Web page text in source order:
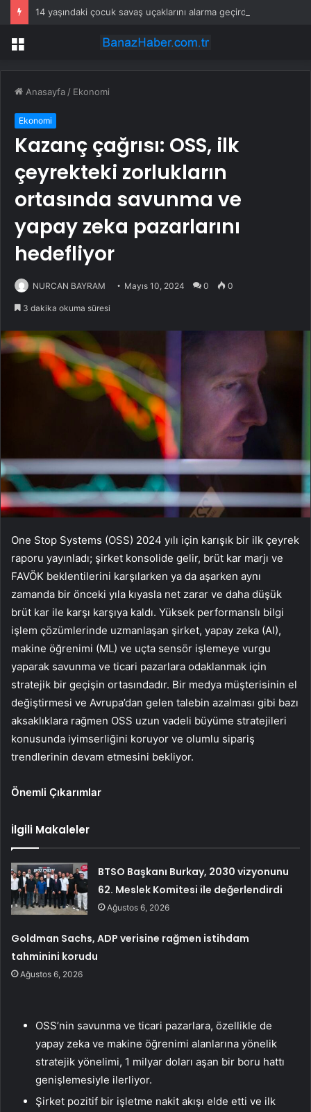
14 yaşındaki çocuk savaş uçaklarını alarma geçirdi
Menü
Anasayfa / Ekonomi
Ekonomi
Kazanç çağrısı: OSS, ilk
çeyrekteki zorlukların
ortasında savunma ve
yapay zeka pazarlarını
hedefliyor
NURCAN BAYRAM Mayıs 10, 2024 0 0
3 dakika okuma süresi
One Stop Systems (OSS) 2024 yılı için karışık bir ilk çeyrek
raporu yayınladı; şirket konsolide gelir, brüt kar marjı ve
FAVÖK beklentilerini karşılarken ya da aşarken aynı
zamanda bir önceki yıla kıyasla net zarar ve daha düşük
brüt kar ile karşı karşıya kaldı. Yüksek performanslı bilgi
işlem çözümlerinde uzmanlaşan şirket, yapay zeka (AI),
makine öğrenimi (ML) ve uçta sensör işlemeye vurgu
yaparak savunma ve ticari pazarlara odaklanmak için
stratejik bir geçişin ortasındadır. Bir medya müşterisinin el
değiştirmesi ve Avrupa’dan gelen talebin azalması gibi bazı
aksaklıklara rağmen OSS uzun vadeli büyüme stratejileri
konusunda iyimserliğini koruyor ve olumlu sipariş
trendlerinin devam etmesini bekliyor.
Önemli Çıkarımlar
İlgili Makaleler
BTSO Başkanı Burkay, 2030 vizyonunu
62. Meslek Komitesi ile değerlendirdi
Ağustos 6, 2026
Goldman Sachs, ADP verisine rağmen istihdam
tahminini korudu
Ağustos 6, 2026
OSS’nin savunma ve ticari pazarlara, özellikle de
yapay zeka ve makine öğrenimi alanlarına yönelik
stratejik yönelimi, 1 milyar doları aşan bir boru hattı
genişlemesiyle ilerliyor.
Şirket pozitif bir işletme nakit akışı elde etti ve ilk